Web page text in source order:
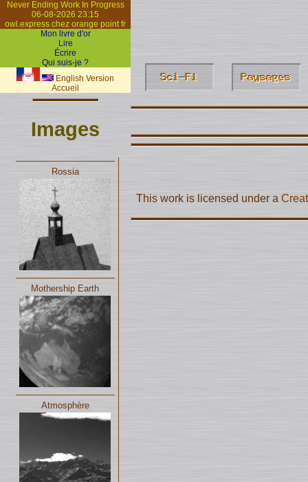
Never Ending Work In Progress
06-08-2026 23:15
owl.express chez orange point fr
Mon livre d'or
Lire
Écrire
Qui suis-je ?
English Version
Accueil
Images
Rossia
Mothership Earth
Atmosphère
This work is licensed under a